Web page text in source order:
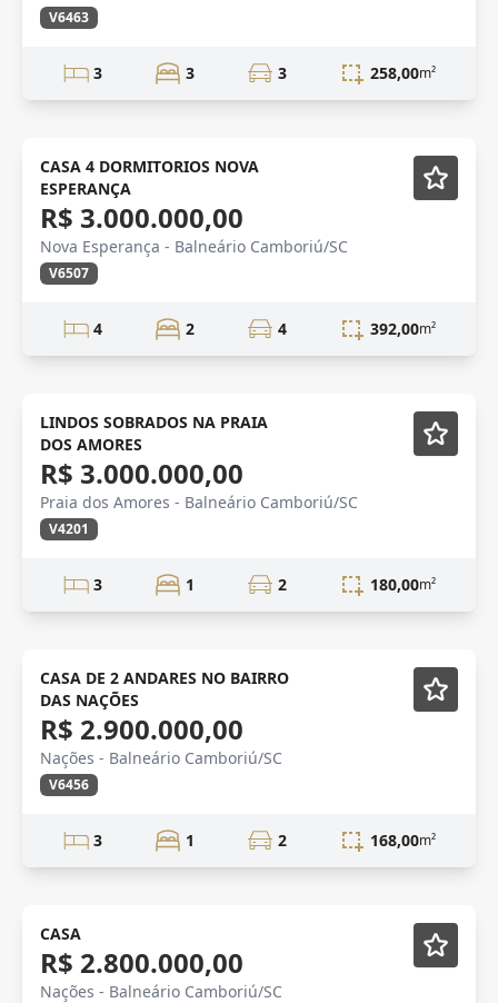
V6463
3 3 3 258,00m²
CASA 4 DORMITORIOS NOVA
ESPERANÇA
R$ 3.000.000,00
Nova Esperança - Balneário Camboriú/SC
V6507
4 2 4 392,00m²
LINDO SOBRADO
LINDOS SOBRADOS NA PRAIA
DOS AMORES
R$ 3.000.000,00
Praia dos Amores - Balneário Camboriú/SC
V4201
3 1 2 180,00m²
CASA DE 2 ANDARES NO BAIRRO
DAS NAÇÕES
R$ 2.900.000,00
Nações - Balneário Camboriú/SC
V6456
3 1 2 168,00m²
Novidade
CASA
R$ 2.800.000,00
Nações - Balneário Camboriú/SC